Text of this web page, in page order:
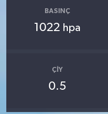
BASINÇ
1022 hpa
ÇIY
0.5